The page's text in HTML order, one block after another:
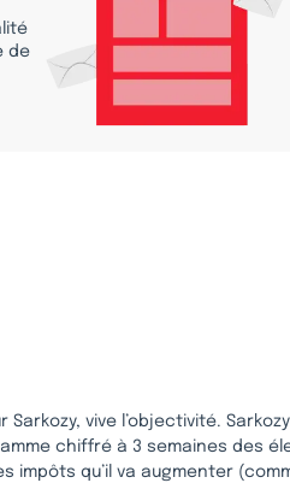
de
Sarkozy, vive l’objectivité.
chiffré à 3 semaines des
impôts qu’il va augmenter